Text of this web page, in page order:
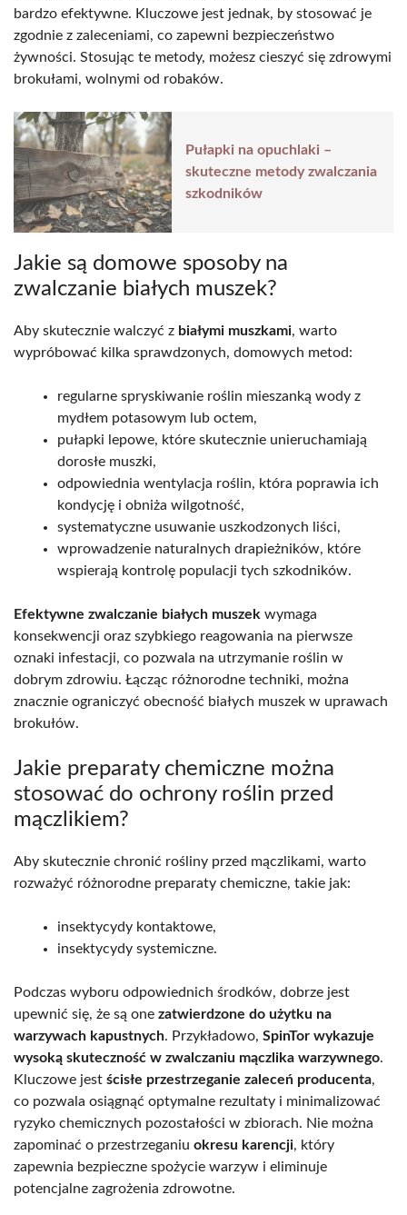
bardzo efektywne. Kluczowe jest jednak, by stosować je
zgodnie z zaleceniami, co zapewni bezpieczeństwo
żywności. Stosując te metody, możesz cieszyć się zdrowymi
brokułami, wolnymi od robaków.
Pułapki na opuchlaki –
skuteczne metody zwalczania
szkodników
Jakie są domowe sposoby na
zwalczanie białych muszek?
Aby skutecznie walczyć z białymi muszkami, warto
wypróbować kilka sprawdzonych, domowych metod:
regularne spryskiwanie roślin mieszanką wody z
mydłem potasowym lub octem,
pułapki lepowe, które skutecznie unieruchamiają
dorosłe muszki,
odpowiednia wentylacja roślin, która poprawia ich
kondycję i obniża wilgotność,
systematyczne usuwanie uszkodzonych liści,
wprowadzenie naturalnych drapieżników, które
wspierają kontrolę populacji tych szkodników.
Efektywne zwalczanie białych muszek wymaga
konsekwencji oraz szybkiego reagowania na pierwsze
oznaki infestacji, co pozwala na utrzymanie roślin w
dobrym zdrowiu. Łącząc różnorodne techniki, można
znacznie ograniczyć obecność białych muszek w uprawach
brokułów.
Jakie preparaty chemiczne można
stosować do ochrony roślin przed
mączlikiem?
Aby skutecznie chronić rośliny przed mączlikami, warto
rozważyć różnorodne preparaty chemiczne, takie jak:
insektycydy kontaktowe,
insektycydy systemiczne.
Podczas wyboru odpowiednich środków, dobrze jest
upewnić się, że są one zatwierdzone do użytku na
warzywach kapustnych. Przykładowo, SpinTor wykazuje
wysoką skuteczność w zwalczaniu mączlika warzywnego.
Kluczowe jest ścisłe przestrzeganie zaleceń producenta,
co pozwala osiągnąć optymalne rezultaty i minimalizować
ryzyko chemicznych pozostałości w zbiorach. Nie można
zapominać o przestrzeganiu okresu karencji, który
zapewnia bezpieczne spożycie warzyw i eliminuje
potencjalne zagrożenia zdrowotne.